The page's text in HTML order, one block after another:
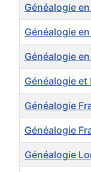
Généalogie
Généalogie
Généalogie
Généalogie
Généalogie
Généalogie
Généalogie